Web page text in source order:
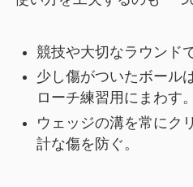
競技や大切なラウンド
少し傷がついたボール
ローチ練習用にまわす。
ウェッジの溝を常にク
計な傷を防ぐ。